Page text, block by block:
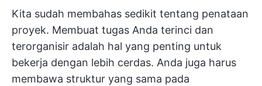
Kita sudah membahas sedikit tentang penataan
proyek. Membuat tugas Anda terinci dan
terorganisir adalah hal yang penting untuk
bekerja dengan lebih cerdas. Anda juga harus
membawa struktur yang sama pada